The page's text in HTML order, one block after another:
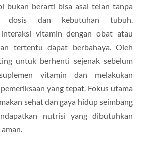
bukan berarti bisa asal telan tanpa
dosis dan kebutuhan tubuh.
vitamin dengan obat atau
tertentu dapat berbahaya. Oleh
untuk berhenti sejenak sebelum
vitamin dan melakukan
yang tepat. Fokus utama
sehat dan gaya hidup seimbang
nutrisi yang dibutuhkan